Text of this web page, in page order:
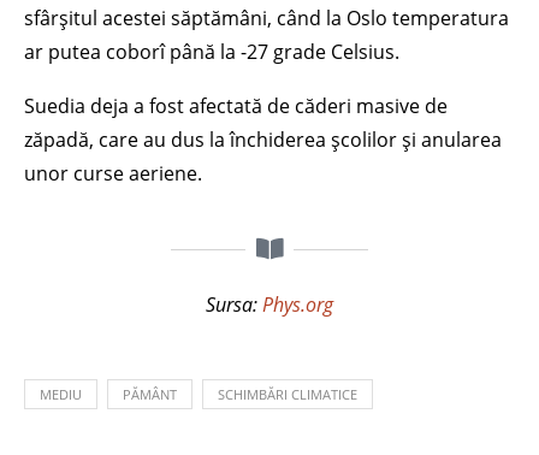
sfârșitul acestei săptămâni, când la Oslo temperatura
ar putea coborî până la -27 grade Celsius.
Suedia deja a fost afectată de căderi masive de
zăpadă, care au dus la închiderea școlilor și anularea
unor curse aeriene.
Sursa:Phys.org
MEDIU PĂMÂNT SCHIMBĂRI CLIMATICE